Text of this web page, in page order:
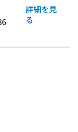
詳細を見
る